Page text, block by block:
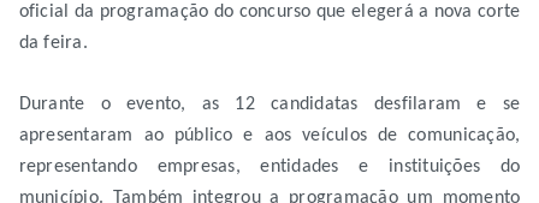
oficial da programação do concurso que elegerá a nova corte
da feira.
Durante o evento, as 12 candidatas desfilaram e se
apresentaram ao público e aos veículos de comunicação,
representando empresas, entidades e instituições do
município. Também integrou a programação um momento